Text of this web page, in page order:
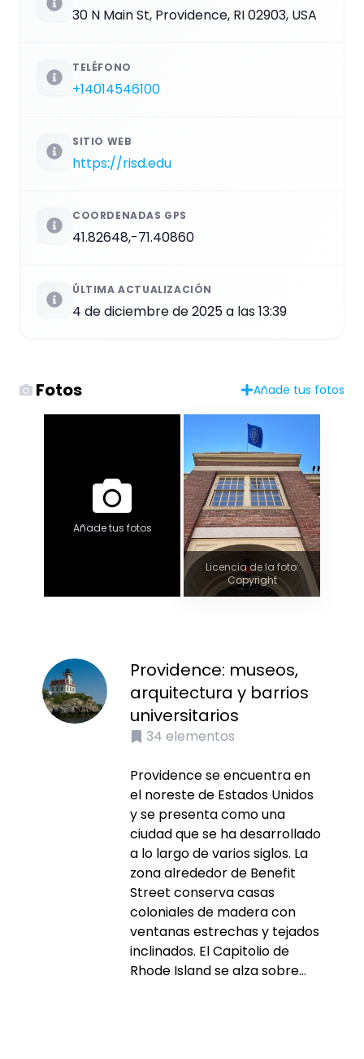
30 N Main St, Providence, RI 02903, USA
TELÉFONO
+14014546100
SITIO WEB
https://risd.edu
COORDENADAS GPS
41.82648,-71.40860
ÚLTIMA ACTUALIZACIÓN
4 de diciembre de 2025 a las 13:39
Fotos Añade tus fotos
Añade tus fotos
Licencia de la foto:
Copyright
Providence: museos,
arquitectura y barrios
universitarios
34 elementos
Providence se encuentra en
el noreste de Estados Unidos
y se presenta como una
ciudad que se ha desarrollado
a lo largo de varios siglos. La
zona alrededor de Benefit
Street conserva casas
coloniales de madera con
ventanas estrechas y tejados
inclinados. El Capitolio de
Rhode Island se alza sobre...